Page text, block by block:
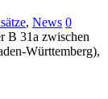
, News 0
B 31a zwischen
Württemberg),